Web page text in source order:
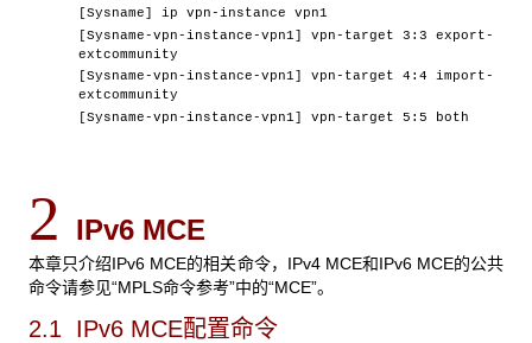
[Sysname] ip vpn-instance vpn1
[Sysname-vpn-instance-vpn1] vpn-target 3:3 export-
extcommunity
[Sysname-vpn-instance-vpn1] vpn-target 4:4 import-
extcommunity
[Sysname-vpn-instance-vpn1] vpn-target 5:5 both
2 IPv6 MCE
本章只介绍IPv6 MCE的相关命令，IPv4 MCE和IPv6 MCE的公共
命令请参见“MPLS命令参考”中的“MCE”。
2.1 IPv6 MCE配置命令